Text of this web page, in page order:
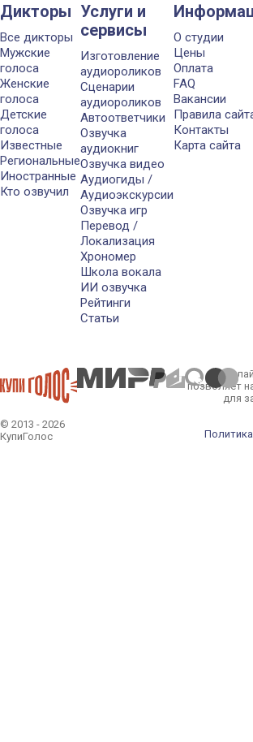
Дикторы
Все дикторы
Мужские
голоса
Женские
голоса
Детские
голоса
Известные
Региональные
Иностранные
Кто озвучил
Услуги и
сервисы
Изготовление
аудиороликов
Сценарии
аудиороликов
Автоответчики
Озвучка
аудиокниг
Озвучка видео
Аудиогиды /
Аудиоэкскурсии
Озвучка игр
Перевод /
Локализация
Хрономер
Школа вокала
ИИ озвучка
Рейтинги
Статьи
О студии
Цены
Оплата
FAQ
Вакансии
Правила
Контакты
Карта сайта
© 2013 - 2026
КупиГолос
позволяет
для